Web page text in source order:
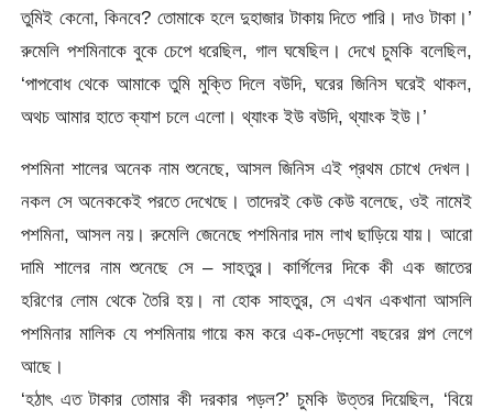
তুমিই কেনো, কিনবে? তোমাকে হলে দুহাজার টাকায় দিতে পারি। দাও টাকা।’
রুমেলি পশমিনাকে বুকে চেপে ধরেছিল, গাল ঘষেছিল। দেখে চুমকি বলেছিল,
‘পাপবোধ থেকে আমাকে তুমি মুক্তি দিলে বউদি, ঘরের জিনিস ঘরেই থাকল,
অথচ আমার হাতে ক্যাশ চলে এলো। থ্যাংক ইউ বউদি, থ্যাংক ইউ।’
পশমিনা শালের অনেক নাম শুনেছে, আসল জিনিস এই প্রথম চোখে দেখল।
নকল সে অনেককেই পরতে দেখেছে। তাদেরই কেউ কেউ বলেছে, ওই নামেই
পশমিনা, আসল নয়। রুমেলি জেনেছে পশমিনার দাম লাখ ছাড়িয়ে যায়। আরো
দামি শালের নাম শুনেছে সে – সাহতুর। কার্গিলের দিকে কী এক জাতের
হরিণের লোম থেকে তৈরি হয়। না হোক সাহতুর, সে এখন একখানা আসলি
পশমিনার মালিক যে পশমিনায় গায়ে কম করে এক-দেড়শো বছরের গল্প লেগে
আছে।
‘হঠাৎ এত টাকার তোমার কী দরকার পড়ল?’ চুমকি উত্তর দিয়েছিল, ‘বিয়ে